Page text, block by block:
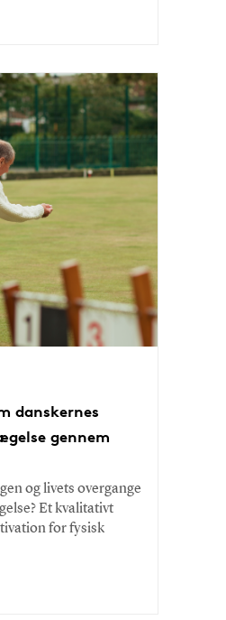
danskernes
gennem
og livets overgange
Et kvalitativt
for fysisk